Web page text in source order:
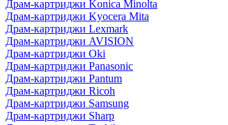
Драм-картриджи Konica Minolta
Драм-картриджи Kyocera Mita
Драм-картриджи Lexmark
Драм-картриджи AVISION
Драм-картриджи Oki
Драм-картриджи Panasonic
Драм-картриджи Pantum
Драм-картриджи Ricoh
Драм-картриджи Samsung
Драм-картриджи Sharp